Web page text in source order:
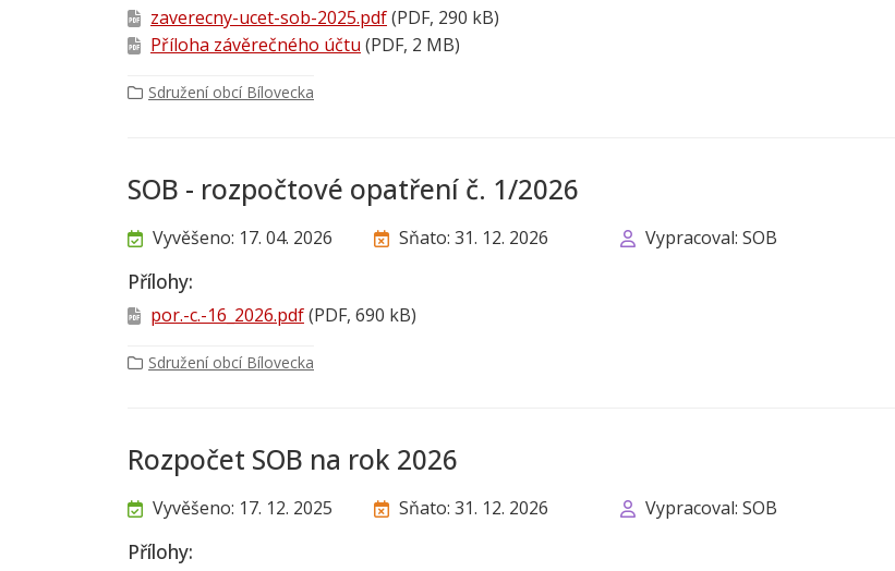
zaverecny-ucet-sob-2025.pdf(PDF, 290 kB)
Příloha závěrečného účtu (PDF, 2 MB)
Sdružení obcí Bílovecka
SOB - rozpočtové opatření č. 1/2026
Vyvěšeno: 17. 04. 2026 Sňato: 31. 12. 2026 Vypracoval: SOB
Přílohy:
por.-c.-16_2026.pdf(PDF, 690 kB)
Sdružení obcí Bílovecka
Rozpočet SOB na rok 2026
Vyvěšeno: 17. 12. 2025 Sňato: 31. 12. 2026 Vypracoval: SOB
Přílohy: